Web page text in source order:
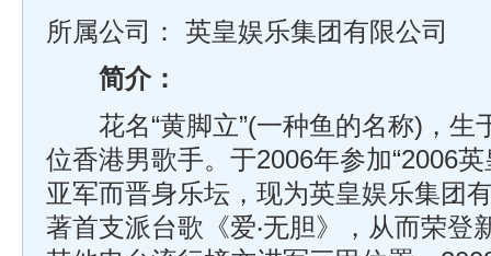
所属公司： 英皇娱乐集团有限公司
简介：
花名“黄脚立”(一种鱼的名称)，生
位香港男歌手。于2006年参加“2006
亚军而晋身乐坛，现为英皇娱乐集团
著首支派台歌《爱‧无胆》，从而荣登